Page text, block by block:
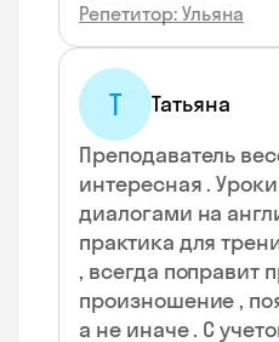
Репетитор: Ульяна
Т
Татьяна
Преподаватель
интересная .
диалогами на
практика для
, всегда поправит
произношение ,
а не иначе . С